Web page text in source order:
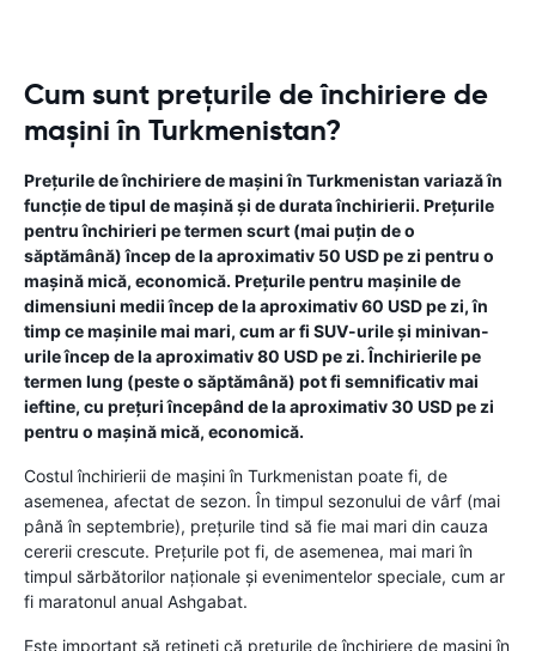
Cum sunt prețurile de închiriere de
mașini în Turkmenistan?
Prețurile de închiriere de mașini în Turkmenistan variază în
funcție de tipul de mașină și de durata închirierii. Prețurile
pentru închirieri pe termen scurt (mai puțin de o
săptămână) încep de la aproximativ 50 USD pe zi pentru o
mașină mică, economică. Prețurile pentru mașinile de
dimensiuni medii încep de la aproximativ 60 USD pe zi, în
timp ce mașinile mai mari, cum ar fi SUV-urile și minivan-
urile încep de la aproximativ 80 USD pe zi. Închirierile pe
termen lung (peste o săptămână) pot fi semnificativ mai
ieftine, cu prețuri începând de la aproximativ 30 USD pe zi
pentru o mașină mică, economică.
Costul închirierii de mașini în Turkmenistan poate fi, de
asemenea, afectat de sezon. În timpul sezonului de vârf (mai
până în septembrie), prețurile tind să fie mai mari din cauza
cererii crescute. Prețurile pot fi, de asemenea, mai mari în
timpul sărbătorilor naționale și evenimentelor speciale, cum ar
fi maratonul anual Ashgabat.
Este important să rețineți că prețurile de închiriere de mașini în